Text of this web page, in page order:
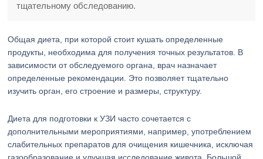
тщательному обследованию.
Общая диета, при которой стоит кушать определенные
продукты, необходима для получения точных результатов. В
зависимости от обследуемого органа, врач назначает
определенные рекомендации. Это позволяет тщательно
изучить орган, его строение и размеры, структуру.
Диета для подготовки к УЗИ часто сочетается с
дополнительными мероприятиями, например, употреблением
слабительных препаратов для очищения кишечника, исключая